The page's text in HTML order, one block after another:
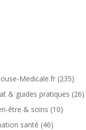
Medicale.fr(235)
& guides pratiques (26)
être & soins (10)
santé (46)